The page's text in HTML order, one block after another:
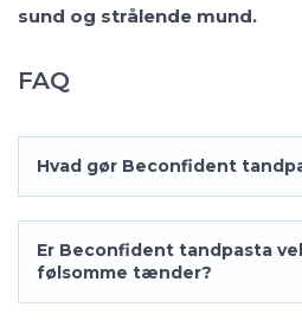
sund og strålende mund.
FAQ
Hvad gør Beconfident
Er Beconfident tandpasta
følsomme tænder?